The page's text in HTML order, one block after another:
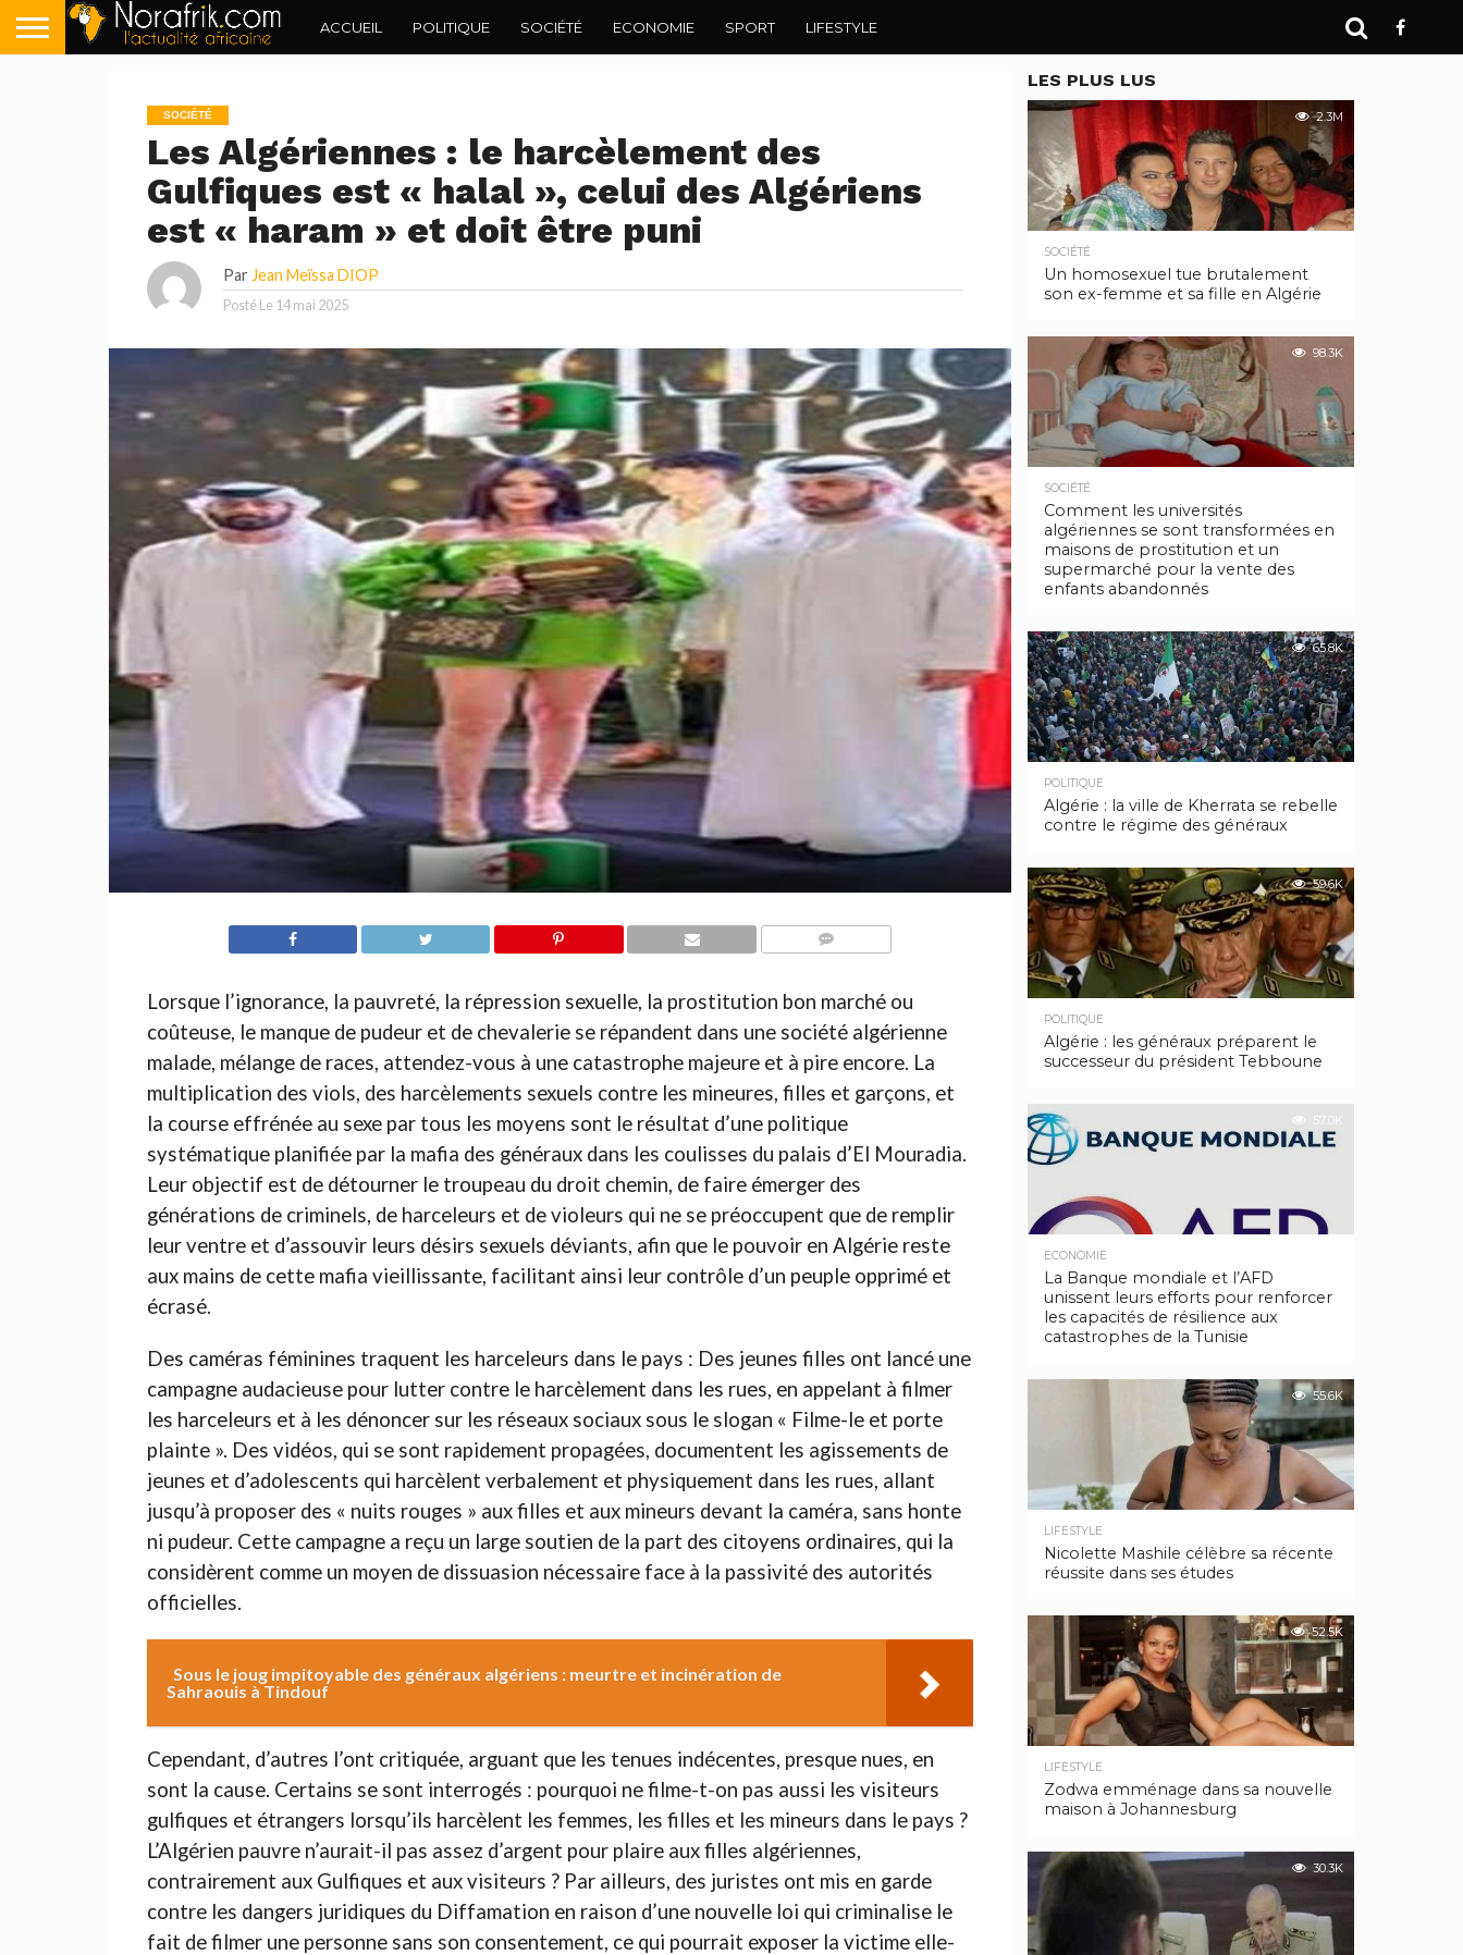
ACCUEIL POLITIQUE SOCIÉTÉ ECONOMIE SPORT LIFESTYLE
SOCIÉTÉ
Les Algériennes : le harcèlement des
Gulfiques est « halal », celui des Algériens
est « haram » et doit être puni
Par Jean Meïssa DIOP
Posté Le 14 mai 2025
Lorsque l’ignorance, la pauvreté, la répression sexuelle, la prostitution bon marché ou
coûteuse, le manque de pudeur et de chevalerie se répandent dans une société algérienne
malade, mélange de races, attendez-vous à une catastrophe majeure et à pire encore. La
multiplication des viols, des harcèlements sexuels contre les mineures, filles et garçons, et
la course effrénée au sexe par tous les moyens sont le résultat d’une politique
systématique planifiée par la mafia des généraux dans les coulisses du palais d’El Mouradia.
Leur objectif est de détourner le troupeau du droit chemin, de faire émerger des
générations de criminels, de harceleurs et de violeurs qui ne se préoccupent que de remplir
leur ventre et d’assouvir leurs désirs sexuels déviants, afin que le pouvoir en Algérie reste
aux mains de cette mafia vieillissante, facilitant ainsi leur contrôle d’un peuple opprimé et
écrasé.
Des caméras féminines traquent les harceleurs dans le pays : Des jeunes filles ont lancé une
campagne audacieuse pour lutter contre le harcèlement dans les rues, en appelant à filmer
les harceleurs et à les dénoncer sur les réseaux sociaux sous le slogan « Filme-le et porte
plainte ». Des vidéos, qui se sont rapidement propagées, documentent les agissements de
jeunes et d’adolescents qui harcèlent verbalement et physiquement dans les rues, allant
jusqu’à proposer des « nuits rouges » aux filles et aux mineurs devant la caméra, sans honte
ni pudeur. Cette campagne a reçu un large soutien de la part des citoyens ordinaires, qui la
considèrent comme un moyen de dissuasion nécessaire face à la passivité des autorités
officielles.
Sous le joug impitoyable des généraux algériens : meurtre et incinération de
Sahraouis à Tindouf
Cependant, d’autres l’ont critiquée, arguant que les tenues indécentes, presque nues, en
sont la cause. Certains se sont interrogés : pourquoi ne filme-t-on pas aussi les visiteurs
gulfiques et étrangers lorsqu’ils harcèlent les femmes, les filles et les mineurs dans le pays ?
L’Algérien pauvre n’aurait-il pas assez d’argent pour plaire aux filles algériennes,
contrairement aux Gulfiques et aux visiteurs ? Par ailleurs, des juristes ont mis en garde
contre les dangers juridiques du Diffamation en raison d’une nouvelle loi qui criminalise le
fait de filmer une personne sans son consentement, ce qui pourrait exposer la victime elle-
LES PLUS LUS
2.3M
SOCIÉTÉ
Un homosexuel tue brutalement
son ex-femme et sa fille en Algérie
98.3K
SOCIÉTÉ
Comment les universités
algériennes se sont transformées en
maisons de prostitution et un
supermarché pour la vente des
enfants abandonnés
65.8K
POLITIQUE
Algérie : la ville de Kherrata se rebelle
contre le régime des généraux
59.6K
POLITIQUE
Algérie : les généraux préparent le
successeur du président Tebboune
57.0K
ECONOMIE
La Banque mondiale et l’AFD
unissent leurs efforts pour renforcer
les capacités de résilience aux
catastrophes de la Tunisie
55.6K
LIFESTYLE
Nicolette Mashile célèbre sa récente
réussite dans ses études
52.5K
LIFESTYLE
Zodwa emménage dans sa nouvelle
maison à Johannesburg
30.3K